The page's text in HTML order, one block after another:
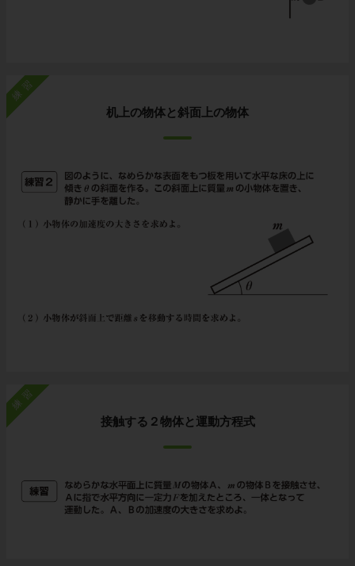
練習
机上の物体と斜面上の物体
練習
接触する２物体と運動方程式